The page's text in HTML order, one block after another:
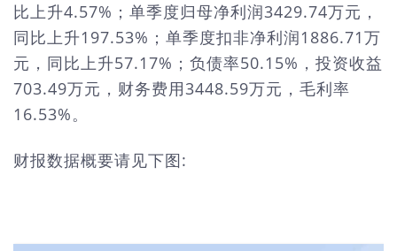
比上升4.57%；单季度归母净利润3429.74万元，
同比上升197.53%；单季度扣非净利润1886.71万
元，同比上升57.17%；负债率50.15%，投资收益
703.49万元，财务费用3448.59万元，毛利率
16.53%。
财报数据概要请见下图: